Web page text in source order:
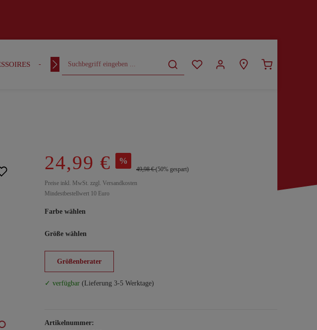
OUTFITS CURVY
24,99 € %
49,98 €(50% gespart)
Preise inkl. MwSt. zzgl. Versandkosten
Mindestbestellwert 10 Euro
Farbe wählen
Größe wählen
Größenberater
✓ verfügbar (Lieferung 3-5 Werktage)
Artikelnummer: